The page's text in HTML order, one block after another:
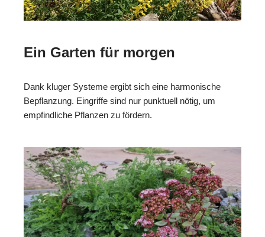
Ein Garten für morgen
Dank kluger Systeme ergibt sich eine harmonische
Bepflanzung. Eingriffe sind nur punktuell nötig, um
empfindliche Pflanzen zu fördern.